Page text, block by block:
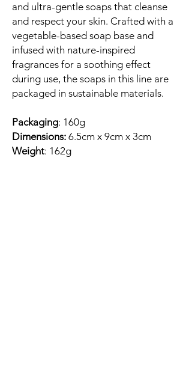
and ultra-gentle soaps that cleanse
and respect your skin. Crafted with a
vegetable-based soap base and
infused with nature-inspired
fragrances for a soothing effect
during use, the soaps in this line are
packaged in sustainable materials.
Packaging: 160g
Dimensions: 6.5cm x 9cm x 3cm
Weight: 162g